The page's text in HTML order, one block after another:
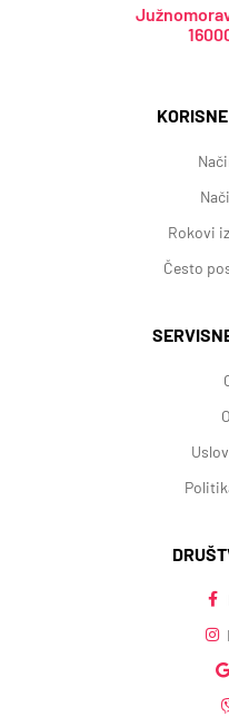
Rokovi
Često